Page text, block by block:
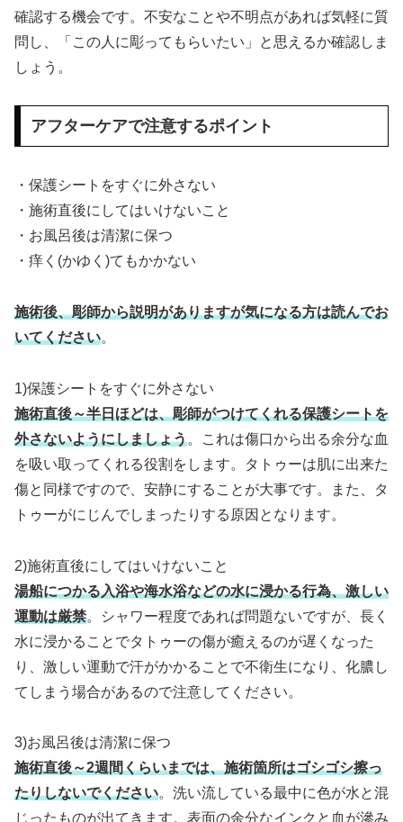
確認する機会です。不安なことや不明点があれば気軽に質
問し、「この人に彫ってもらいたい」と思えるか確認しま
しょう。
アフターケアで注意するポイント
・保護シートをすぐに外さない
・施術直後にしてはいけないこと
・お風呂後は清潔に保つ
・痒く(かゆく)てもかかない
施術後、彫師から説明がありますが気になる方は読んでお
いてください。
1)保護シートをすぐに外さない
施術直後～半日ほどは、彫師がつけてくれる保護シートを
外さないようにしましょう。これは傷口から出る余分な血
を吸い取ってくれる役割をします。タトゥーは肌に出来た
傷と同様ですので、安静にすることが大事です。また、タ
トゥーがにじんでしまったりする原因となります。
2)施術直後にしてはいけないこと
湯船につかる入浴や海水浴などの水に浸かる行為、激しい
運動は厳禁。シャワー程度であれば問題ないですが、長く
水に浸かることでタトゥーの傷が癒えるのが遅くなった
り、激しい運動で汗がかかることで不衛生になり、化膿し
てしまう場合があるので注意してください。
3)お風呂後は清潔に保つ
施術直後～2週間くらいまでは、施術箇所はゴシゴシ擦っ
たりしないでください。洗い流している最中に色が水と混
じったものが出てきます。表面の余分なインクと血が滲み